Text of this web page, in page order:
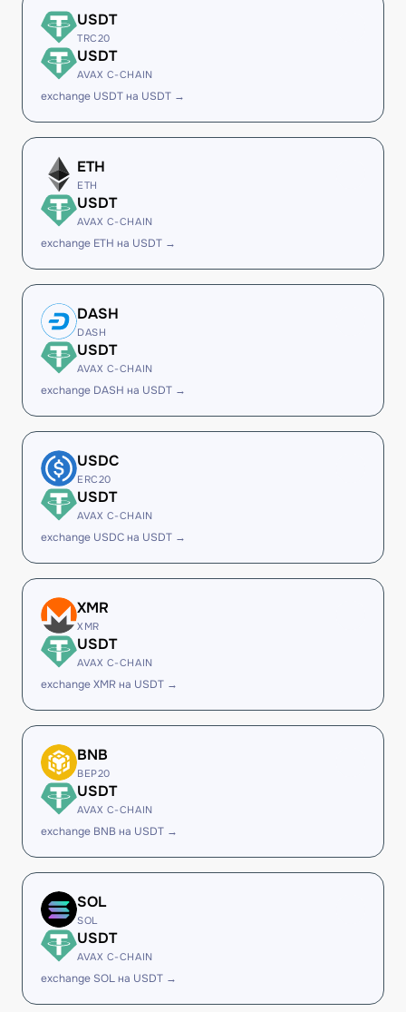
USDT
TRC20
USDT
AVAX C-CHAIN
exchange USDT на USDT →
ETH
ETH
USDT
AVAX C-CHAIN
exchange ETH на USDT →
DASH
DASH
USDT
AVAX C-CHAIN
exchange DASH на USDT →
USDC
ERC20
USDT
AVAX C-CHAIN
exchange USDC на USDT →
XMR
XMR
USDT
AVAX C-CHAIN
exchange XMR на USDT →
BNB
BEP20
USDT
AVAX C-CHAIN
exchange BNB на USDT →
SOL
SOL
USDT
AVAX C-CHAIN
exchange SOL на USDT →